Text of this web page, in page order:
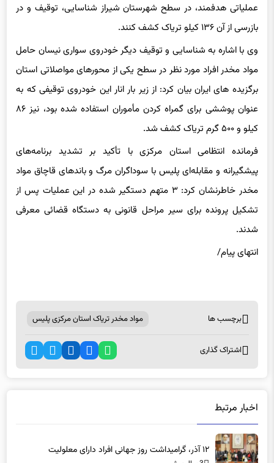
عملیاتی هدفمند، در سطح شهرستان شیراز شناسایی، توقیف و در
بازرسی از آن ۱۳۶ کیلو تریاک کشف کنند.
وی با اشاره به شناسایی و توقیف دیگر خودروی سواری نیسان حامل
مواد مخدر افراد مورد نظر در سطح یکی از محورهای مواصلاتی استان
برگزیده های ایران بیان کرد: از زیر بار انار این خودروی توقیفی که به
عنوان پوششی برای گمراه کردن مأموران استفاده شده بود، نیز ۸۶
کیلو و ۵۰۰ گرم تریاک کشف شد.
فرمانده انتظامی استان مرکزی با تأکید بر تشدید برنامه‌های
پیشگیرانه و مقابله‌ای پلیس با سوداگران مرگ و باند‌های قاچاق مواد
مخدر خاطرنشان کرد: ۳ متهم دستگیر شده در این عملیات پس از
تشکیل پرونده برای سیر مراحل قانونی به دستگاه قضائی معرفی
شدند.
انتهای پیام/
برچسب ها مواد مخدر تریاک استان مرکزی پلیس
اشتراک گذاری
اخبار مرتبط
۱۲ آذر، گرامیداشت روز جهانی افراد دارای معلولیت